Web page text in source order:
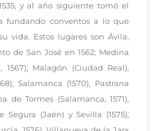
y al año siguiente tomó el
fundando conventos a lo que
vida. Estos lugares son Ávila,
de San José en 1562; Medina
Malagón (Ciudad Real),
Salamanca (1570), Pastrana
de Tormes (Salamanca, 1571),
Segura (Jaén) y Sevilla (1575);